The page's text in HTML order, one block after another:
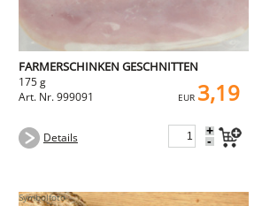
FARMERSCHINKEN GESCHNITTEN
175 g
Art. Nr. 999091
EUR 3,19
Details +
-